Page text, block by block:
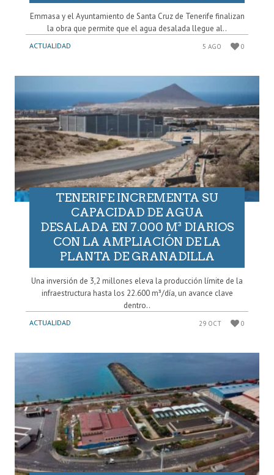
Emmasa y el Ayuntamiento de Santa Cruz de Tenerife finalizan
la obra que permite que el agua desalada llegue al..
ACTUALIDAD 5 AGO 0
TENERIFE INCREMENTA SU
CAPACIDAD DE AGUA
DESALADA EN 7.000 M³ DIARIOS
CON LA AMPLIACIÓN DE LA
PLANTA DE GRANADILLA
Una inversión de 3,2 millones eleva la producción límite de la
infraestructura hasta los 22.600 m³/día, un avance clave
dentro..
ACTUALIDAD 29 OCT 0